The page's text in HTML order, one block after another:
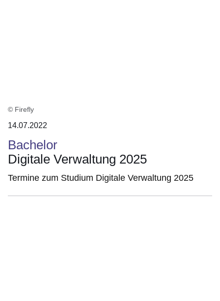
© Firefly
14.07.2022
Bachelor
Digitale Verwaltung 2025
Termine zum Studium Digitale Verwaltung 2025